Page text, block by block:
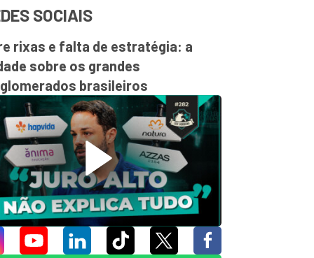
SOCIAIS
rixas e falta de estratégia: a
sobre os grandes
brasileiros